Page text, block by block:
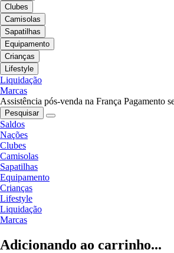
Clubes
Camisolas
Sapatilhas
Equipamento
Crianças
Lifestyle
Liquidação
Marcas
Assistência pós-venda na França Pagamento
Pesquisar
Saldos
Nações
Clubes
Camisolas
Sapatilhas
Equipamento
Crianças
Lifestyle
Liquidação
Marcas
Adicionando ao carrinho...